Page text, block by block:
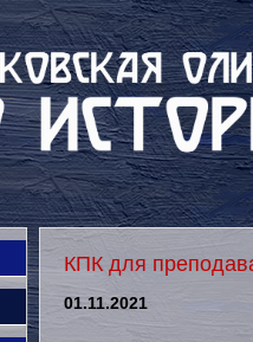
КПК для
01.11.2021